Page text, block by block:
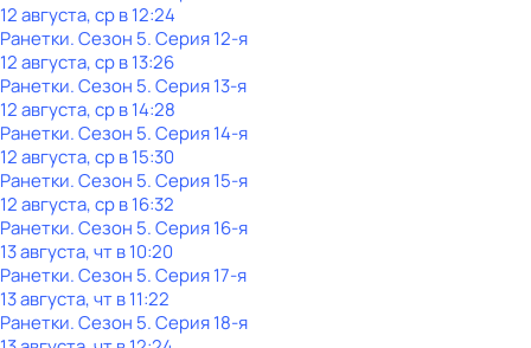
12 августа, ср в 12:24
Ранетки. Сезон 5. Серия 12-я
12 августа, ср в 13:26
Ранетки. Сезон 5. Серия 13-я
12 августа, ср в 14:28
Ранетки. Сезон 5. Серия 14-я
12 августа, ср в 15:30
Ранетки. Сезон 5. Серия 15-я
12 августа, ср в 16:32
Ранетки. Сезон 5. Серия 16-я
13 августа, чт в 10:20
Ранетки. Сезон 5. Серия 17-я
13 августа, чт в 11:22
Ранетки. Сезон 5. Серия 18-я